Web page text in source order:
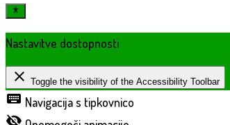
Nastavitve dostopnosti
close Toggle the visibility of the Accessibility Toolbar
keyboard Navigacija s tipkovnico
visibility_off